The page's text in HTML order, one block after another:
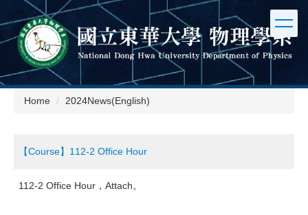
to
the
main
content
Home
2024News(English)
【Course】112-2 Office Hour
112-2 Office Hour，Attach。